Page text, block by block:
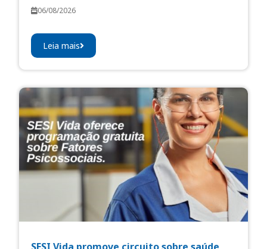
06/08/2026
Leia mais